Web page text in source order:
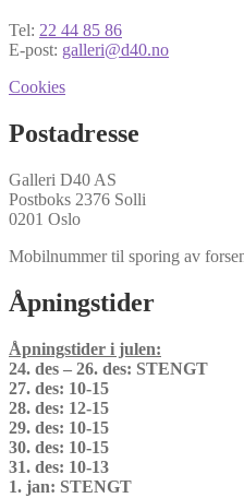
Tel: 22 44 85 86
E-post: galleri@d40.no
Cookies
Postadresse
Galleri D40 AS
Postboks 2376 Solli
0201 Oslo
Mobilnummer til sporing av
Åpningstider
Åpningstider i julen:
24. des – 26. des: STENGT
27. des: 10-15
28. des: 12-15
29. des: 10-15
30. des: 10-15
31. des: 10-13
1. jan: STENGT